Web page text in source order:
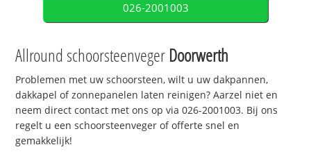
026-2001003
Allround schoorsteenveger Doorwerth
Problemen met uw schoorsteen, wilt u uw dakpannen,
dakkapel of zonnepanelen laten reinigen? Aarzel niet en
neem direct contact met ons op via 026-2001003. Bij ons
regelt u een schoorsteenveger of offerte snel en
gemakkelijk!